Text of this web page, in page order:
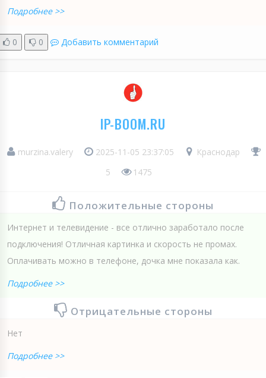
Подробнее >>
0 0 Добавить комментарий
IP-BOOM.RU
murzina.valery 2025-11-05 23:37:05
Краснодар
5
1475
Положительные стороны
Интернет и телевидение - все отлично заработало после
подключения! Отличная картинка и скорость не промах.
Оплачивать можно в телефоне, дочка мне показала как.
Подробнее >>
Отрицательные стороны
Нет
Подробнее >>